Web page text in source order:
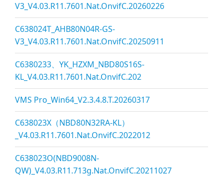
V3_V4.03.R11.7601.Nat.OnvifC.20260226
C638024T_AHB80N04R-GS-
V3_V4.03.R11.7601.Nat.OnvifC.20250911
C6380233、YK_HZXM_NBD80S16S-
KL_V4.03.R11.7601.Nat.OnvifC.202
VMS Pro_Win64_V2.3.4.8.T.20260317
C638023X（NBD80N32RA-KL）
_V4.03.R11.7601.Nat.OnvifC.2022012
C638023O(NBD9008N-
QW)_V4.03.R11.713g.Nat.OnvifC.20211027